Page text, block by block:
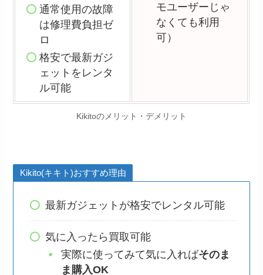
通常使用の故障
は修理費負担ゼ
ロ
格安で最新ガジ
ェットをレンタ
ル可能
モユーザーじゃ
なくても利用
可）
Kikitoのメリット・デメリット
Kikito(キキト)おすすめ理由
最新ガジェットが格安でレンタル可能
気に入ったら買取可能
実際に使ってみて気に入ればそのま
ま購入OK